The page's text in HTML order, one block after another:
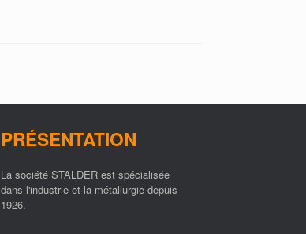
PRÉSENTATION
La société STALDER est spécialisée
dans l'industrie et la métallurgie depuis
1926.